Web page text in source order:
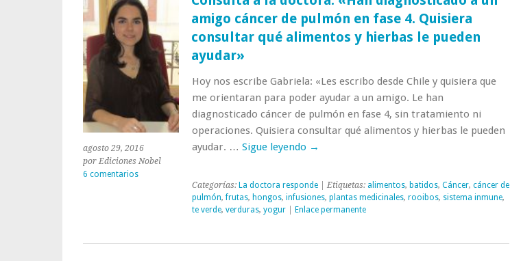
Cáncer
de
Pulmón
agosto 29, 2016
por Ediciones Nobel
6 comentarios
amigo cáncer de pulmón en fase 4. Quisiera
consultar qué alimentos y hierbas le pueden
ayudar»
Hoy nos escribe Gabriela: «Les escribo desde Chile y quisiera que
me orientaran para poder ayudar a un amigo. Le han
diagnosticado cáncer de pulmón en fase 4, sin tratamiento ni
operaciones. Quisiera consultar qué alimentos y hierbas le pueden
ayudar. … Sigue leyendo →
Categorías: La doctora responde| Etiquetas: alimentos, batidos, Cáncer, cáncer de
pulmón,frutas, hongos, infusiones, plantas medicinales, rooibos, sistema inmune,
te verde, verduras, yogur| Enlace permanente